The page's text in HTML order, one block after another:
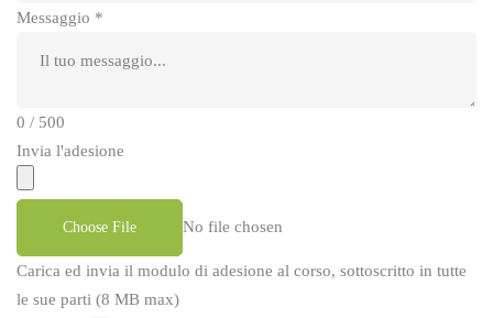
Messaggio *
0 / 500
Invia l'adesione
Choose File No file chosen
Carica ed invia il modulo di adesione al corso, sottoscritto in tutte
le sue parti (8 MB max)